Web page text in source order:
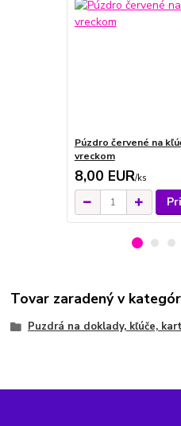
Púzdro červené na
vreckom
8,00 EUR/ks
Tovar zaradený v
Puzdrá na doklady, kľúče,